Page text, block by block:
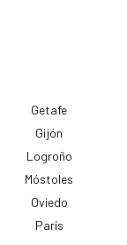
Getafe
Gijón
Logroño
Móstoles
Oviedo
París